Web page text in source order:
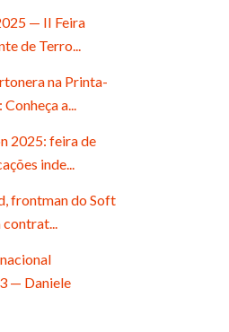
— II Feira
de Terro...
na Printa-
a...
2025: feira de
inde...
frontman do Soft
contrat...
— Daniele